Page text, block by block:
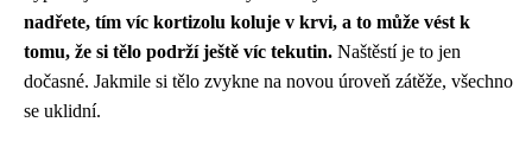
nadřete, tím víc kortizolu koluje v krvi, a to může vést k
tomu, že si tělo podrží ještě víc tekutin. Naštěstí je to jen
dočasné. Jakmile si tělo zvykne na novou úroveň zátěže, všechno
se uklidní.